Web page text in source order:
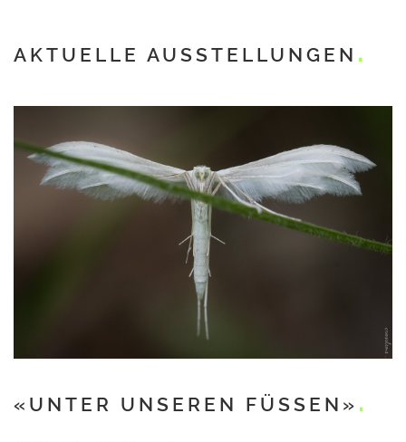
AKTUELLE AUSSTELLUNGEN
«UNTER UNSEREN FÜSSEN»